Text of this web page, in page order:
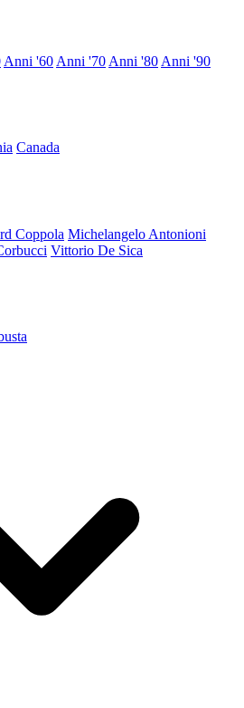
Anni '60 Anni '70 Anni '80 Anni '90
Canada
Coppola Michelangelo Antonioni
Vittorio De Sica